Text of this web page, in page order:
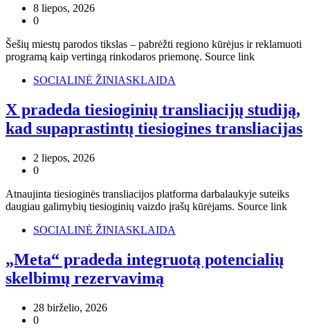
8 liepos, 2026
0
Šešių miestų parodos tikslas – pabrėžti regiono kūrėjus ir reklamuoti
programą kaip vertingą rinkodaros priemonę. Source link
SOCIALINĖ ŽINIASKLAIDA
X pradeda tiesioginių transliacijų studiją,
kad supaprastintų tiesiogines transliacijas
2 liepos, 2026
0
Atnaujinta tiesioginės transliacijos platforma darbalaukyje suteiks
daugiau galimybių tiesioginių vaizdo įrašų kūrėjams. Source link
SOCIALINĖ ŽINIASKLAIDA
„Meta“ pradeda integruotą potencialių
skelbimų rezervavimą
28 birželio, 2026
0